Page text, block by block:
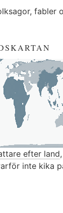
fabler
efter land
inte kika